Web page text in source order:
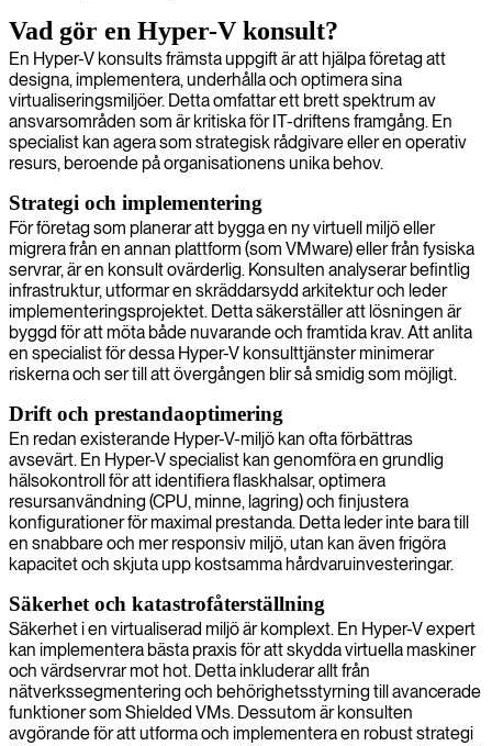
Vad gör en Hyper-V konsult?
En Hyper-V konsults främsta uppgift är att hjälpa företag att
designa, implementera, underhålla och optimera sina
virtualiseringsmiljöer. Detta omfattar ett brett spektrum av
ansvarsområden som är kritiska för IT-driftens framgång. En
specialist kan agera som strategisk rådgivare eller en operativ
resurs, beroende på organisationens unika behov.
Strategi och implementering
För företag som planerar att bygga en ny virtuell miljö eller
migrera från en annan plattform (som VMware) eller från fysiska
servrar, är en konsult ovärderlig. Konsulten analyserar befintlig
infrastruktur, utformar en skräddarsydd arkitektur och leder
implementeringsprojektet. Detta säkerställer att lösningen är
byggd för att möta både nuvarande och framtida krav. Att anlita
en specialist för dessa Hyper-V konsulttjänster minimerar
riskerna och ser till att övergången blir så smidig som möjligt.
Drift och prestandaoptimering
En redan existerande Hyper-V-miljö kan ofta förbättras
avsevärt. En Hyper-V specialist kan genomföra en grundlig
hälsokontroll för att identifiera flaskhalsar, optimera
resursanvändning (CPU, minne, lagring) och finjustera
konfigurationer för maximal prestanda. Detta leder inte bara till
en snabbare och mer responsiv miljö, utan kan även frigöra
kapacitet och skjuta upp kostsamma hårdvaruinvesteringar.
Säkerhet och katastrofåterställning
Säkerhet i en virtualiserad miljö är komplext. En Hyper-V expert
kan implementera bästa praxis för att skydda virtuella maskiner
och värdservrar mot hot. Detta inkluderar allt från
nätverkssegmentering och behörighetsstyrning till avancerade
funktioner som Shielded VMs. Dessutom är konsulten
avgörande för att utforma och implementera en robust strategi